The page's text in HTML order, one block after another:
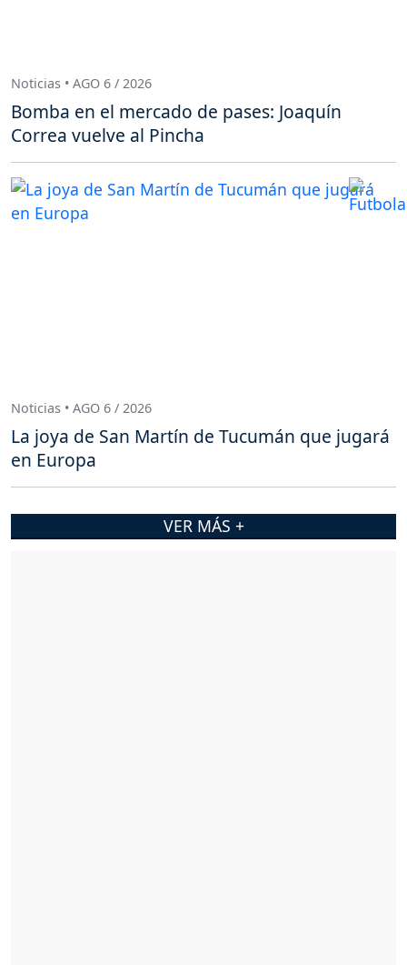
Noticias • AGO 6 / 2026
Bomba en el mercado de pases: Joaquín
Correa vuelve al Pincha
Noticias • AGO 6 / 2026
La joya de San Martín de Tucumán que jugará
en Europa
VER MÁS +